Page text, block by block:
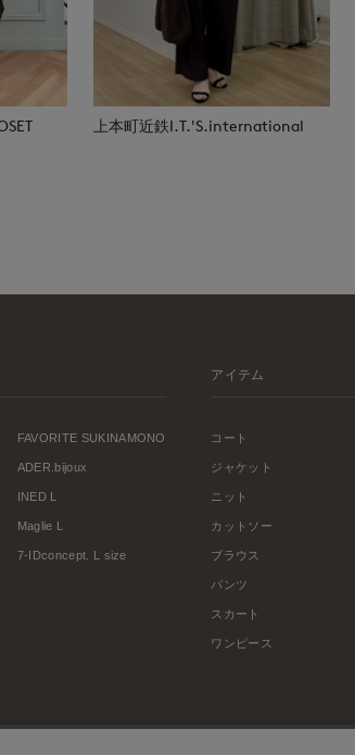
上本町近鉄I.T.'S.international
FAVORITE SUKINAMONO
ADER.bijoux
INED L
Maglie L
7-IDconcept. L size
アイテム
コート
ジャケット
ニット
カットソー
ブラウス
パンツ
スカート
ワンピース